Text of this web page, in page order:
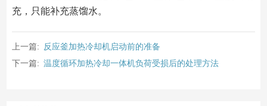
充，只能补充蒸馏水。
上一篇:
反应釜加热冷却机启动前的准备
下一篇: 温度循环加热冷却一体机负荷受损后的处理方法